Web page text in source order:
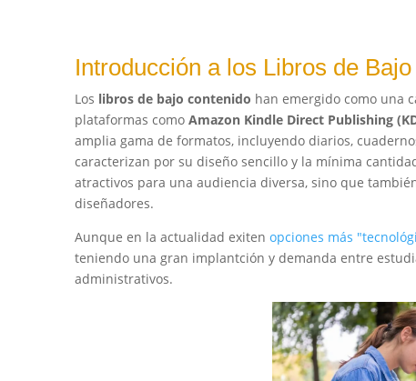
Introducción a los Libros de
Los libros de bajo contenido han emergido como una
plataformas como Amazon Kindle Direct Publishing
amplia gama de formatos, incluyendo diarios,
caracterizan por su diseño sencillo y la mínima
atractivos para una audiencia diversa, sino que
diseñadores.
Aunque en la actualidad exiten opciones más
teniendo una gran implantción y demanda entre
administrativos.